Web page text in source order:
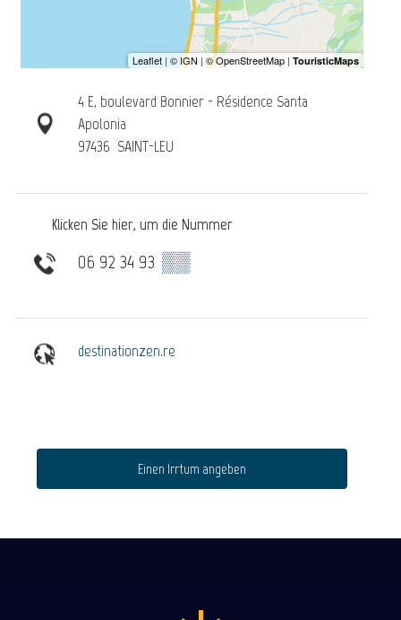
4 E, boulevard Bonnier - Résidence Santa
Apolonia
97436 SAINT-LEU
Klicken Sie hier, um die Nummer
06 92 34 93 ▒▒
destinationzen.re
Einen Irrtum angeben